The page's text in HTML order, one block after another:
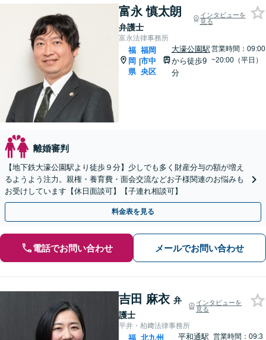
富永 慎太朗
弁護士
インタビューを
見る
富永法律事務所
福
岡
県
|
福岡
市中
央区
大濠公園駅
から徒歩9
分
営業時間：09:00
~20:00（平日）
離婚審判
【地下鉄大濠公園駅より徒歩９分】少しでも多く財産分与の額が増え
るようよう注力。親権・養育費・面会交流などお子様関連のお悩みも
お受けしています【休日面談可】【子連れ相談可】
料金表を見る
電話でお問い合わせ メールでお問い合わせ
吉田 麻衣 弁
護士
インタビューを
見る
平井・柏﨑法律事務所
福 北九州 平和通駅 営業時間：09:3